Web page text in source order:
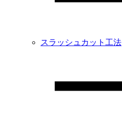
スラッシュカット工法